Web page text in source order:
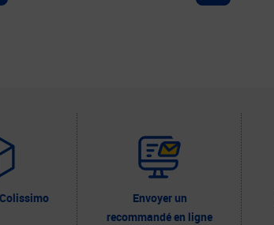
Envoyer un
recommandé en ligne